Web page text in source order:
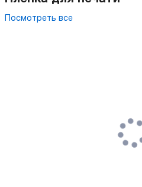
Посмотреть все